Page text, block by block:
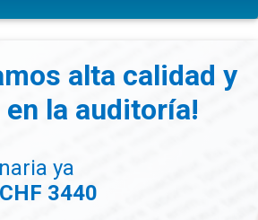
alta calidad y
la auditoría!
ya
CHF 3440